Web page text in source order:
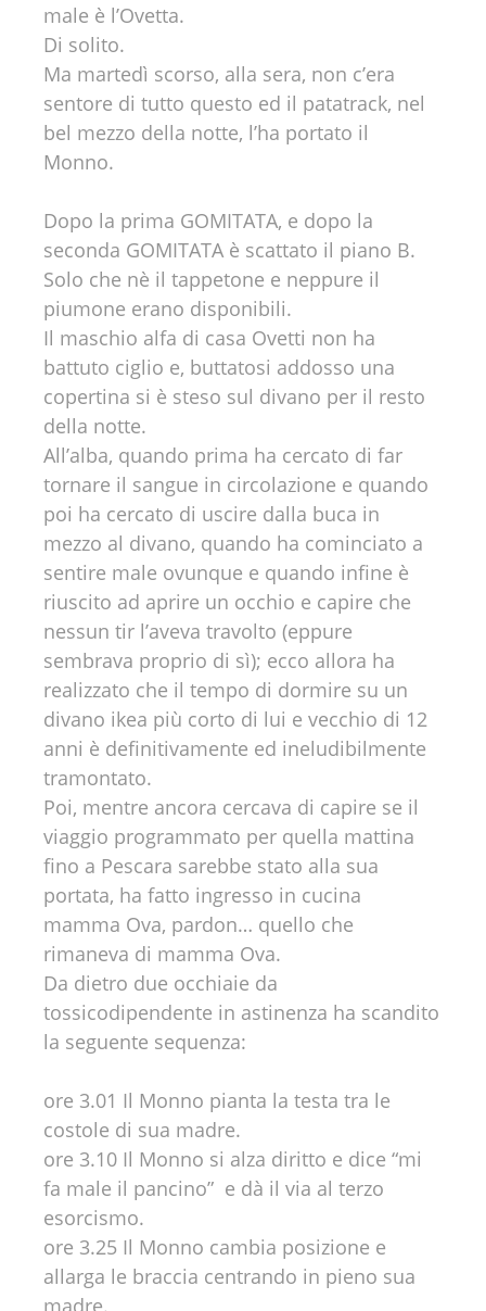
male è l’Ovetta.
Di solito.
Ma martedì scorso, alla sera, non c’era
sentore di tutto questo ed il patatrack, nel
bel mezzo della notte, l’ha portato il
Monno.
Dopo la prima GOMITATA, e dopo la
seconda GOMITATA è scattato il piano B.
Solo che nè il tappetone e neppure il
piumone erano disponibili.
Il maschio alfa di casa Ovetti non ha
battuto ciglio e, buttatosi addosso una
copertina si è steso sul divano per il resto
della notte.
All’alba, quando prima ha cercato di far
tornare il sangue in circolazione e quando
poi ha cercato di uscire dalla buca in
mezzo al divano, quando ha cominciato a
sentire male ovunque e quando infine è
riuscito ad aprire un occhio e capire che
nessun tir l’aveva travolto (eppure
sembrava proprio di sì); ecco allora ha
realizzato che il tempo di dormire su un
divano ikea più corto di lui e vecchio di 12
anni è definitivamente ed ineludibilmente
tramontato.
Poi, mentre ancora cercava di capire se il
viaggio programmato per quella mattina
fino a Pescara sarebbe stato alla sua
portata, ha fatto ingresso in cucina
mamma Ova, pardon… quello che
rimaneva di mamma Ova.
Da dietro due occhiaie da
tossicodipendente in astinenza ha scandito
la seguente sequenza:
ore 3.01 Il Monno pianta la testa tra le
costole di sua madre.
ore 3.10 Il Monno si alza diritto e dice “mi
fa male il pancino” e dà il via al terzo
esorcismo.
ore 3.25 Il Monno cambia posizione e
allarga le braccia centrando in pieno sua
madre.